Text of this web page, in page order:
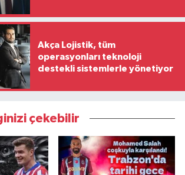
Akça Lojistik, tüm
operasyonları teknoloji
destekli sistemlerle yönetiyor
çekebilir